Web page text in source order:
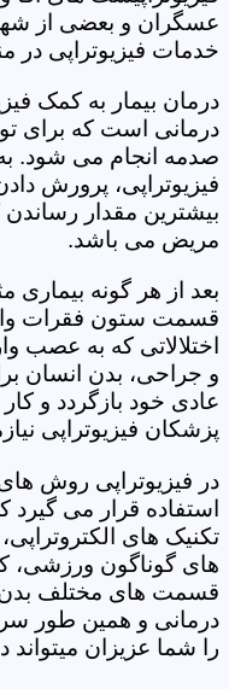
عسگران و بعضی از
خدمات فیزیوتراپی در
درمان بیمار به کمک
درمانی است که برای
صدمه انجام می شود.
فیزیوتراپی، پرورش
بیشترین مقدار
مریض می باشد.
بعد از هر گونه
قسمت ستون فقرات
اختلالاتی که به
و جراحی، بدن انسان
عادی خود بازگردد و کار
پزشکان فیزیوتراپی
در فیزیوتراپی روش
استفاده قرار می گیرد
تکنیک های
های گوناگون ورزشی،
قسمت های مختلف
درمانی و همین طور
را شما عزیزان میتواند